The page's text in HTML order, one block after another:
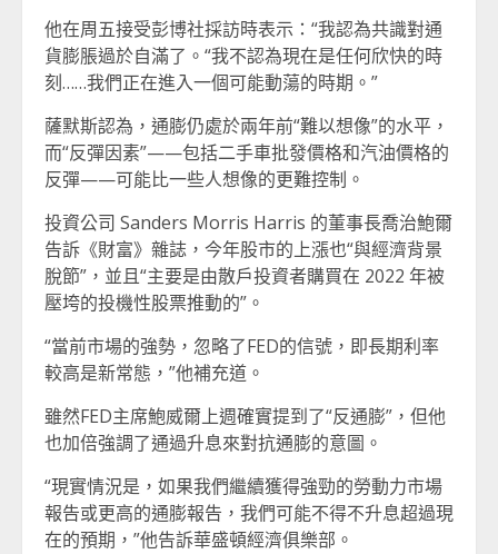
他在周五接受彭博社採訪時表示：“我認為共識對通
貨膨脹過於自滿了。“我不認為現在是任何欣快的時
刻……我們正在進入一個可能動蕩的時期。”
薩默斯認為，通膨仍處於兩年前“難以想像”的水平，
而“反彈因素”——包括二手車批發價格和汽油價格的
反彈——可能比一些人想像的更難控制。
投資公司 Sanders Morris Harris 的董事長喬治鮑爾
告訴《財富》雜誌，今年股市的上漲也“與經濟背景
脫節”，並且“主要是由散戶投資者購買在 2022 年被
壓垮的投機性股票推動的”。
“當前市場的強勢，忽略了FED的信號，即長期利率
較高是新常態，”他補充道。
雖然FED主席鮑威爾上週確實提到了“反通膨”，但他
也加倍強調了通過升息來對抗通膨的意圖。
“現實情況是，如果我們繼續獲得強勁的勞動力市場
報告或更高的通膨報告，我們可能不得不升息超過現
在的預期，”他告訴華盛頓經濟俱樂部。